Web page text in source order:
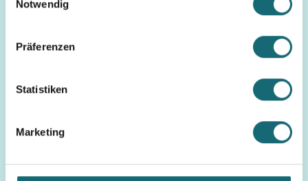
Notwendig
Präferenzen
Statistiken
Marketing
Bestattung